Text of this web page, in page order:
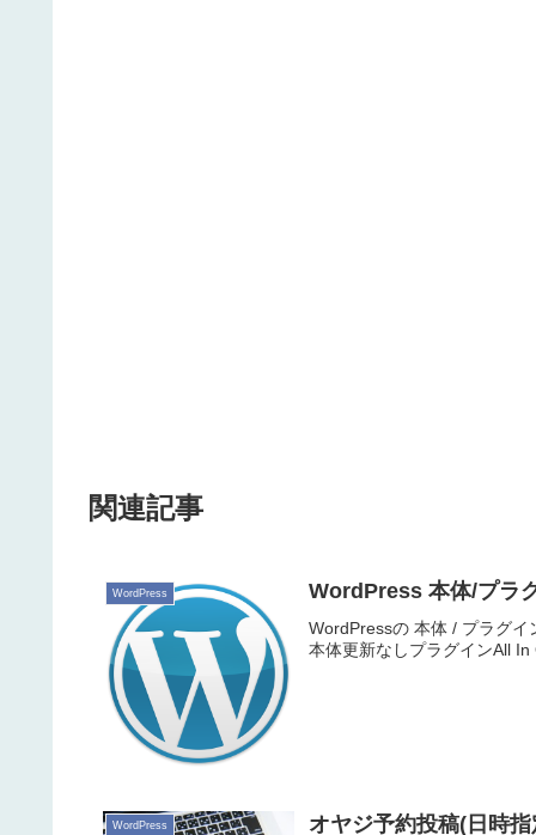
関連記事
WordPress WordPress 本体/プラ
WordPressの 本体 / プラグ
本体更新なしプラグインAll
WordPress オヤジ予約投稿(日時